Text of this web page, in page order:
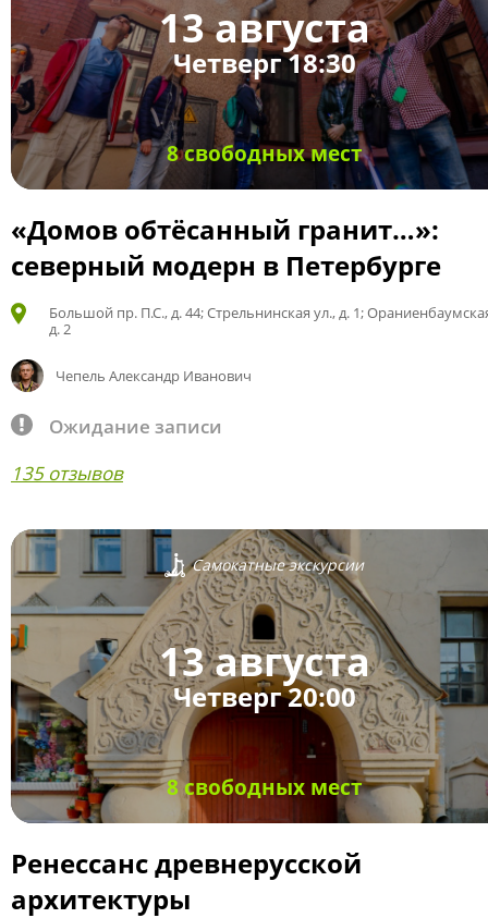
13 августа
Четверг 18:30
8 свободных мест
«Домов обтёсанный гранит…»:
северный модерн в Петербурге
Большой пр. П.С., д. 44; Стрельнинская ул., д. 1;
д. 2
Чепель Александр Иванович
Ожидание записи
135 отзывов
Самокатные экскурсии
13 августа
Четверг 20:00
8 свободных мест
Ренессанс древнерусской
архитектуры